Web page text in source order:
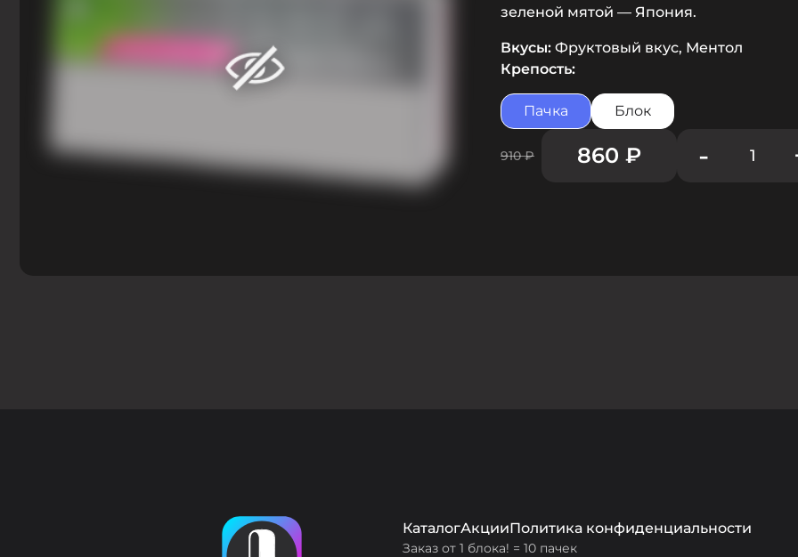
зеленой мятой — Япония.
Вкусы: Фруктовый вкус, Ментол
Крепость:
Пачка Блок
910₽ 860 ₽ - 1
КаталогАкцииПолитика конфиденциальности
Заказ от 1 блока! = 10 пачек